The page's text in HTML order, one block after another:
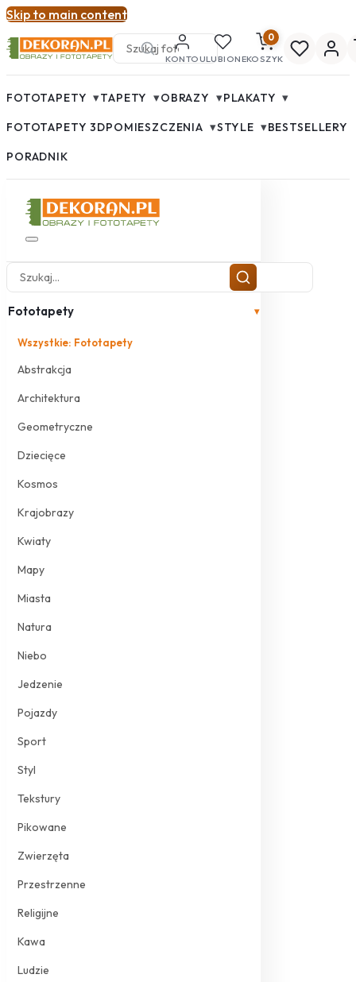
Skip to main content
KONTOULUBIONE
0
KOSZYK
FOTOTAPETY ▾TAPETY ▾OBRAZY ▾PLAKATY ▾
FOTOTAPETY 3DPOMIESZCZENIA ▾STYLE ▾BESTSELLERY
PORADNIK
Fototapety ▾
Wszystkie: Fototapety
Abstrakcja
Architektura
Geometryczne
Dziecięce
Kosmos
Krajobrazy
Kwiaty
Mapy
Miasta
Natura
Niebo
Jedzenie
Pojazdy
Sport
Styl
Tekstury
Pikowane
Zwierzęta
Przestrzenne
Religijne
Kawa
Ludzie